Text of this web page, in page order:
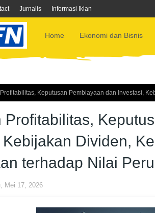
Jurnalis Informasi Iklan
Home Ekonomi dan Bisnis
Keputusan Pembiayaan dan Investasi,
Profitabilitas,
Dividen,
terhadap Nilai
Mei 17, 2026